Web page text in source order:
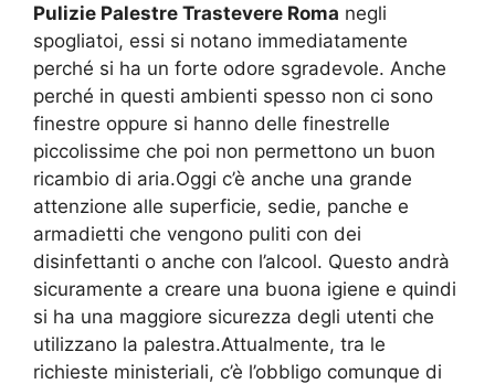
Pulizie Palestre Trastevere Roma negli
spogliatoi, essi si notano immediatamente
perché si ha un forte odore sgradevole. Anche
perché in questi ambienti spesso non ci sono
finestre oppure si hanno delle finestrelle
piccolissime che poi non permettono un buon
ricambio di aria.Oggi c’è anche una grande
attenzione alle superficie, sedie, panche e
armadietti che vengono puliti con dei
disinfettanti o anche con l’alcool. Questo andrà
sicuramente a creare una buona igiene e quindi
si ha una maggiore sicurezza degli utenti che
utilizzano la palestra.Attualmente, tra le
richieste ministeriali, c’è l’obbligo comunque di